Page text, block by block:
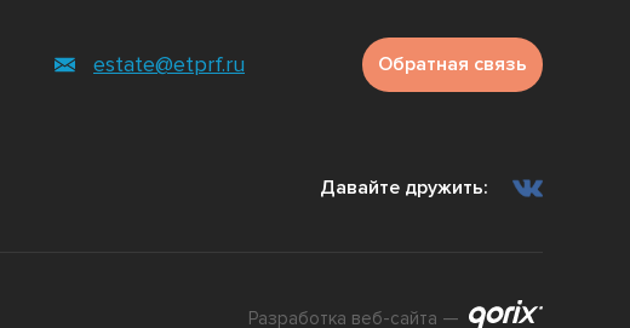
estate@etprf.ru Обратная связь
Давайте дружить:
Разработка веб-сайта —